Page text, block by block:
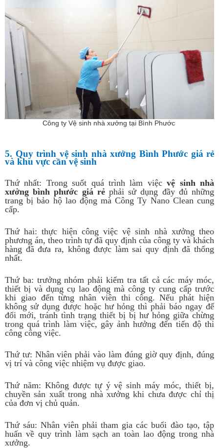
Công ty Vệ sinh nhà xưởng tại Bình Phước
5. Quy trình vệ sinh nhà xưởng Bình Phước giá rẻ
và khu vực cần vệ sinh
Thứ nhất: Trong suốt quá trình làm việcvệ sinh nhà
xưởng bình phước giá rẻphải sử dụng đầy đủ những
trang bị bảo hộ lao động mà Công Ty Nano Clean cung
cấp.
Thứ hai: thực hiện công việc vệ sinh nhà xưởng theo
phương án, theo trình tự đã quy định của công ty và khách
hàng đã đưa ra, không được làm sai quy định đã thống
nhất.
Thứ ba: trưởng nhóm phải kiểm tra tất cả các máy móc,
thiết bị và dụng cụ lao động mà công ty cung cấp trước
khi giao đến từng nhân viên thi công. Nếu phát hiện
không sử dụng được hoặc hư hỏng thì phải báo ngay để
đổi mới, tránh tình trạng thiết bị bị hư hỏng giữa chừng
trong quá trình làm việc, gây ảnh hưởng đến tiến độ thi
công công việc.
Thứ tư: Nhân viên phải vào làm đúng giờ quy định, đúng
vị trí và công việc nhiệm vụ được giao.
Thứ năm: Không được tự ý vệ sinh máy móc, thiết bị,
chuyền sản xuất trong nhà xưởng khi chưa được chỉ thị
của đơn vị chủ quản.
Thứ sáu: Nhân viên phải tham gia các buổi đào tạo, tập
huấn về quy trình làm sạch an toàn lao động trong nhà
xưởng.